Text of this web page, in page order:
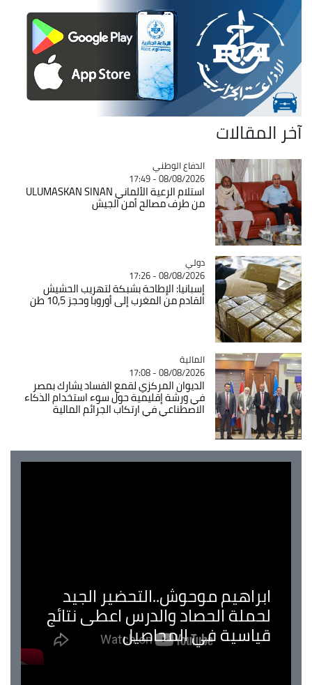
آخر المقالات
Catégorie
الدفاع الوطني
08/08/2026 - 17:49
استلام الرعية الألماني ULUMASKAN SINAN
من طرف مصالح أمن الجيش
Catégorie
دولي
08/08/2026 - 17:26
إسبانيا: الإطاحة بشبكة لتهريب الحشيش
القادم من المغرب إلى أوروبا وحجز 10,5 طن
Catégorie
المالية
08/08/2026 - 17:08
الديوان المركزي لقمع الفساد يشارك بمصر
في ورشة إقليمية حول سوء استخدام الذكاء
الاصطناعي في ارتكاب الجرائم المالية
ابراهيم موحوش..التحضير الجيد
لحملة الحصاد والدرس اعطى نتائج
قياسية في المحاصيل